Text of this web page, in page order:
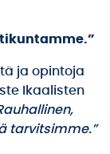
ja opintoja
Ikaalisten
tarvitsimme.”